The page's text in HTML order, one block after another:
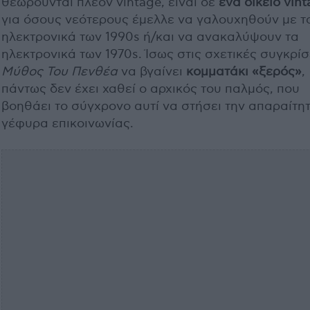
για όσους νεότερους έμελλε να γαλουχηθούν με
ηλεκτρονικά των 1990s ή/και να ανακαλύψουν τα
ηλεκτρονικά των 1970s. Ίσως στις σχετικές
Μύθος Του Πενθέα να βγαίνει κομματάκι «ξερός»,
πάντως δεν έχει χαθεί ο αρχικός του παλμός, που
βοηθάει το σύγχρονο αυτί να στήσει την
γέφυρα επικοινωνίας.